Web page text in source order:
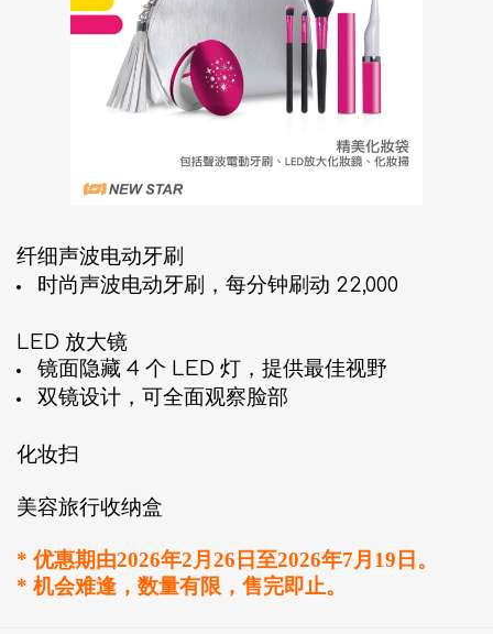
纤细声波电动牙刷
时尚声波电动牙刷，每分钟刷动 22,000
LED 放大镜
镜面隐藏 4 个 LED 灯，提供最佳视野
双镜设计，可全面观察脸部
化妆扫
美容旅行收纳盒
* 优惠期由2026年2月26日至2026年7月19日。
* 机会难逢，数量有限，售完即止。